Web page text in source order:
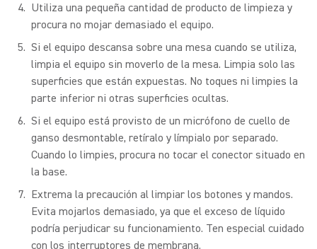
Utiliza una pequeña cantidad de producto de limpieza y
procura no mojar demasiado el equipo.
Si el equipo descansa sobre una mesa cuando se utiliza,
limpia el equipo sin moverlo de la mesa. Limpia solo las
superficies que están expuestas. No toques ni limpies la
parte inferior ni otras superficies ocultas.
Si el equipo está provisto de un micrófono de cuello de
ganso desmontable, retíralo y límpialo por separado.
Cuando lo limpies, procura no tocar el conector situado en
la base.
Extrema la precaución al limpiar los botones y mandos.
Evita mojarlos demasiado, ya que el exceso de líquido
podría perjudicar su funcionamiento. Ten especial cuidado
con los interruptores de membrana.